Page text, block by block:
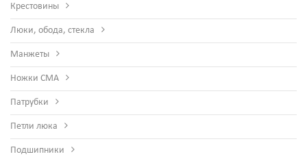
Крестовины
Люки, обода, стекла
Манжеты
Ножки СМА
Патрубки
Петли люка
Подшипники